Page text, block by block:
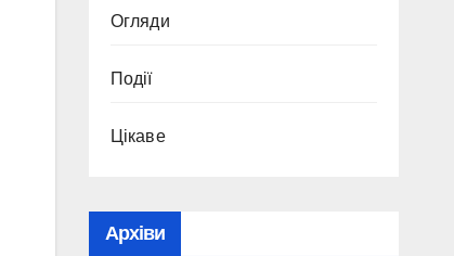
Огляди
Події
Цікаве
Архіви